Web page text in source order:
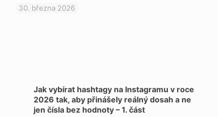
30. března 2026
Jak vybírat hashtagy na Instagramu v roce
2026 tak, aby přinášely reálný dosah a ne
jen čísla bez hodnoty – 1. část